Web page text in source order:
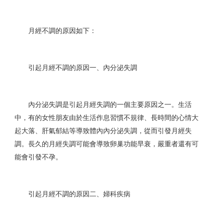
月經不調的原因如下：
引起月經不調的原因一、內分泌失調
內分泌失調是引起月經失調的一個主要原因之一。生活
中，有的女性朋友由於生活作息習慣不規律、長時間的心情大
起大落、肝氣郁結等導致體內內分泌失調，從而引發月經失
調。長久的月經失調可能會導致卵巢功能早衰，嚴重者還有可
能會引發不孕。
引起月經不調的原因二、婦科疾病